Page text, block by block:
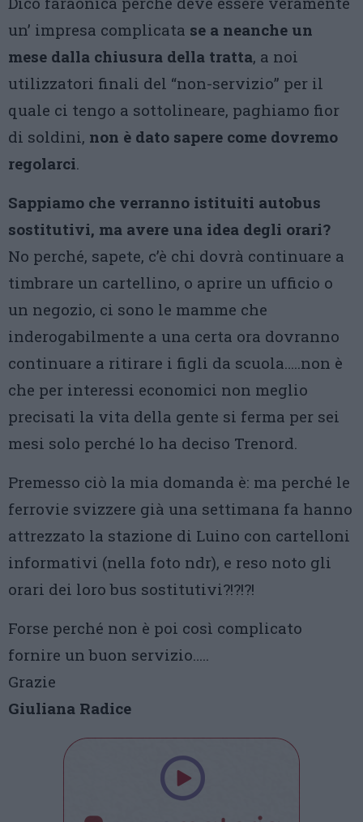
un’ impresa complicata se a neanche un
mese dalla chiusura della tratta, a noi
utilizzatori finali del “non-servizio” per il
quale ci tengo a sottolineare, paghiamo fior
di soldini, non è dato sapere come dovremo
regolarci.
Sappiamo che verranno istituiti autobus
sostitutivi, ma avere una idea degli orari?
No perché, sapete, c’è chi dovrà continuare a
timbrare un cartellino, o aprire un ufficio o
un negozio, ci sono le mamme che
inderogabilmente a una certa ora dovranno
continuare a ritirare i figli da scuola…..non è
che per interessi economici non meglio
precisati la vita della gente si ferma per sei
mesi solo perché lo ha deciso Trenord.
Premesso ciò la mia domanda è: ma perché le
ferrovie svizzere già una settimana fa hanno
attrezzato la stazione di Luino con cartelloni
informativi (nella foto ndr), e reso noto gli
orari dei loro bus sostitutivi?!?!?!
Forse perché non è poi così complicato
fornire un buon servizio…..
Grazie
Giuliana Radice